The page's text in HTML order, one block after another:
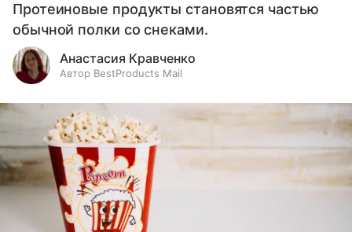
Протеиновые продукты становятся частью
обычной полки со снеками.
Анастасия Кравченко
Автор BestProducts Mail